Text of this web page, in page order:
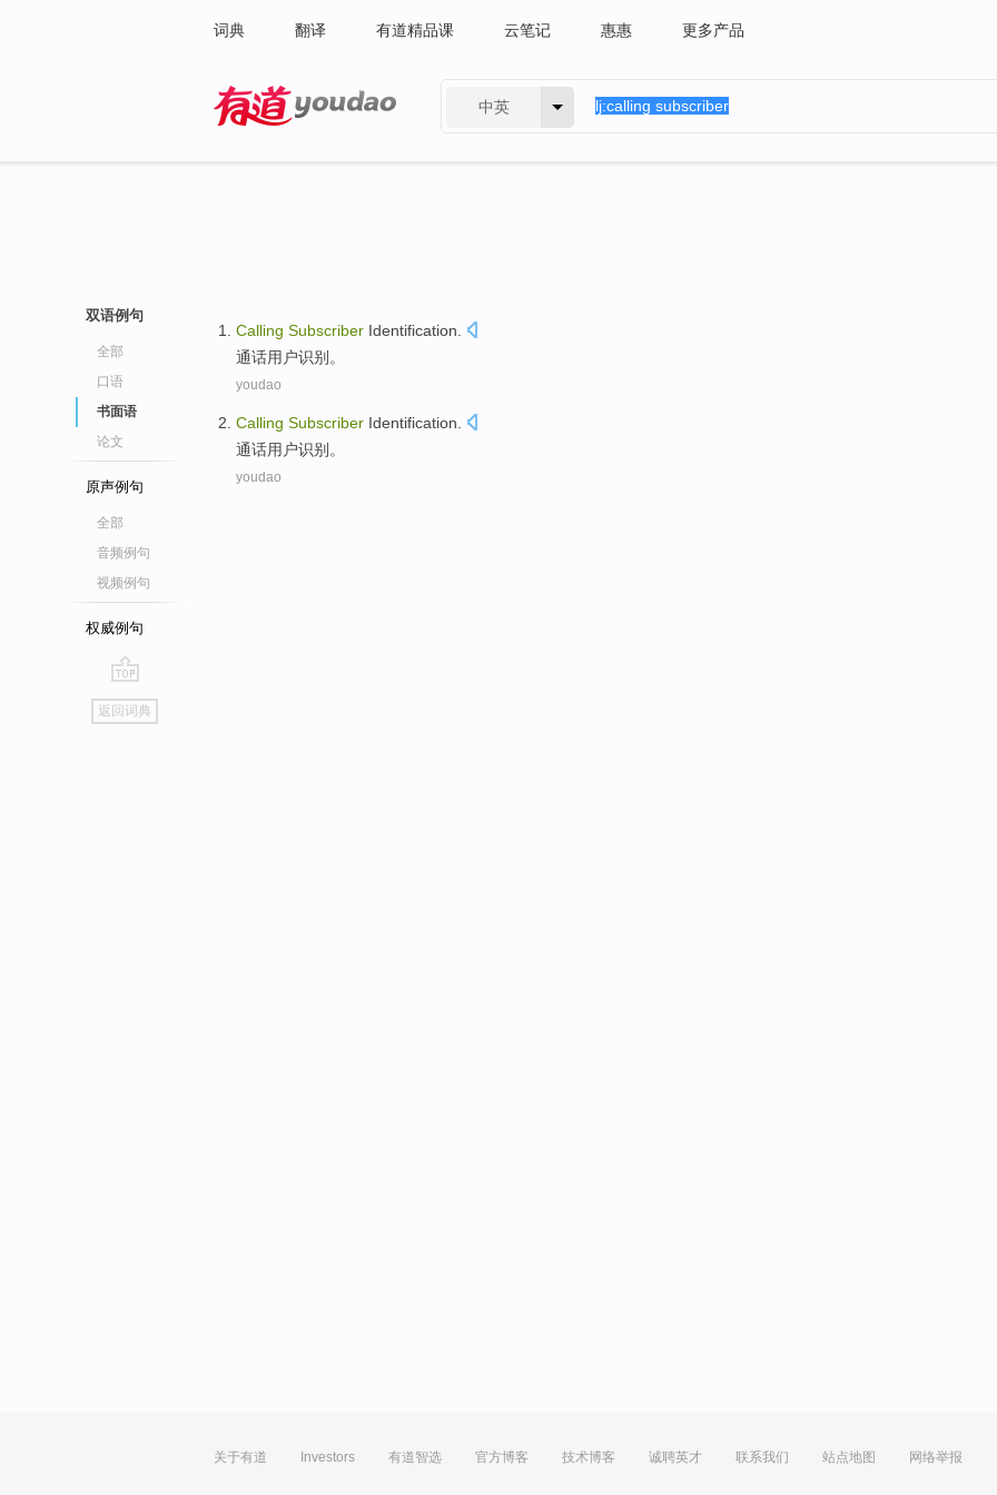
词典 翻译 有道精品课 云笔记 惠惠 更多产品
中英
双语例句
全部
口语
书面语
论文
原声例句
全部
音频例句
视频例句
权威例句
go
top
返回词典
Calling Subscriber Identification
通话用户识别 。
youdao
Calling Subscriber Identification
通话用户识别 。
youdao
关于有道 Investors 有道智选 官方博客 技术博客 诚聘英才 联系我们 站点地图 网络举报